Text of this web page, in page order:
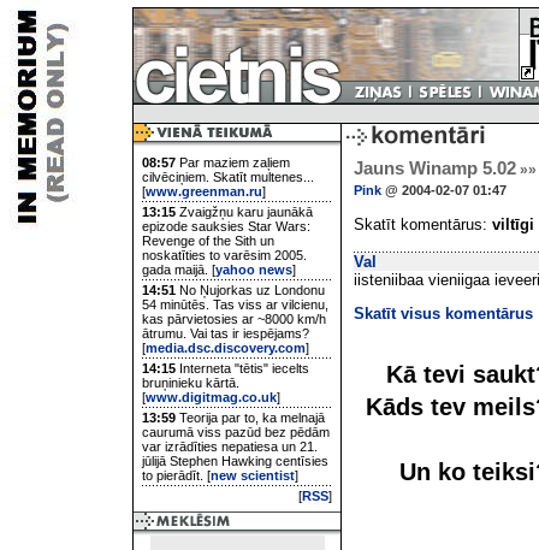
08:57 Par maziem zaļiem
cilvēciņiem. Skatīt multenes...
[www.greenman.ru]
13:15 Zvaigžņu karu jaunākā
epizode sauksies Star Wars:
Revenge of the Sith un
noskatīties to varēsim 2005.
gada maijā. [yahoo news]
14:51 No Ņujorkas uz Londonu
54 minūtēs. Tas viss ar vilcienu,
kas pārvietosies ar ~8000 km/h
ātrumu. Vai tas ir iespējams?
[media.dsc.discovery.com]
14:15 Interneta "tētis" iecelts
bruņinieku kārtā.
[www.digitmag.co.uk]
13:59 Teorija par to, ka melnajā
caurumā viss pazūd bez pēdām
var izrādīties nepatiesa un 21.
jūlijā Stephen Hawking centīsies
to pierādīt. [new scientist]
[RSS]
Jauns Winamp 5.02 »»
Pink @ 2004-02-07 01:47
Skatīt komentārus: viltīgi
Val
iisteniibaa vieniigaa
Skatīt visus komentārus
Kā tevi
Kāds tev
Un ko